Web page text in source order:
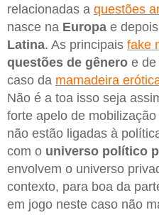
relacionadas a questões
nasce na Europa e
Latina. As principais fake
questões de gênero e de
caso da mamadeira
Não é a toa isso seja
forte apelo de
não estão ligadas à
com o universo político
envolvem o universo
contexto, para boa da
em jogo neste caso não